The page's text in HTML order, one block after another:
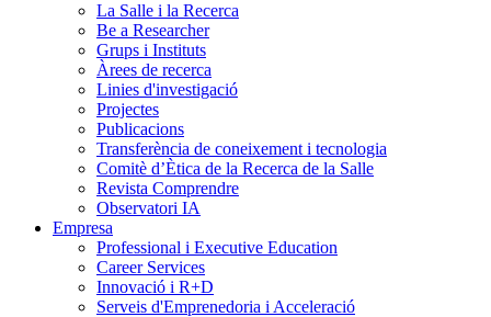
La Salle i la Recerca
Be a Researcher
Grups i Instituts
Àrees de recerca
Linies d'investigació
Projectes
Publicacions
Transferència de coneixement i tecnologia
Comitè d’Ètica de la Recerca de la Salle
Revista Comprendre
Observatori IA
Empresa
Professional i Executive Education
Career Services
Innovació i R+D
Serveis d'Emprenedoria i Acceleració